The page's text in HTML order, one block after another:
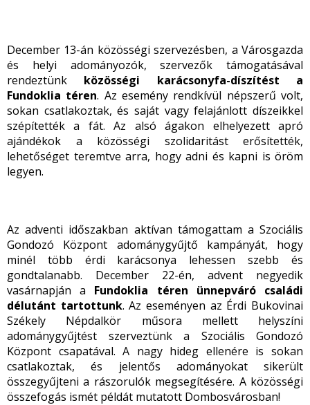
December 13-án közösségi szervezésben, a Városgazda
és helyi adományozók, szervezők támogatásával
rendeztünk közösségi karácsonyfa-díszítést a
Fundoklia téren. Az esemény rendkívül népszerű volt,
sokan csatlakoztak, és saját vagy felajánlott díszeikkel
szépítették a fát. Az alsó ágakon elhelyezett apró
ajándékok a közösségi szolidaritást erősítették,
lehetőséget teremtve arra, hogy adni és kapni is öröm
legyen.
Az adventi időszakban aktívan támogattam a Szociális
Gondozó Központ adománygyűjtő kampányát, hogy
minél több érdi karácsonya lehessen szebb és
gondtalanabb. December 22-én, advent negyedik
vasárnapján a Fundoklia téren ünnepváró családi
délutánt tartottunk. Az eseményen az Érdi Bukovinai
Székely Népdalkör műsora mellett helyszíni
adománygyűjtést szerveztünk a Szociális Gondozó
Központ csapatával. A nagy hideg ellenére is sokan
csatlakoztak, és jelentős adományokat sikerült
összegyűjteni a rászorulók megsegítésére. A közösségi
összefogás ismét példát mutatott Dombosvárosban!